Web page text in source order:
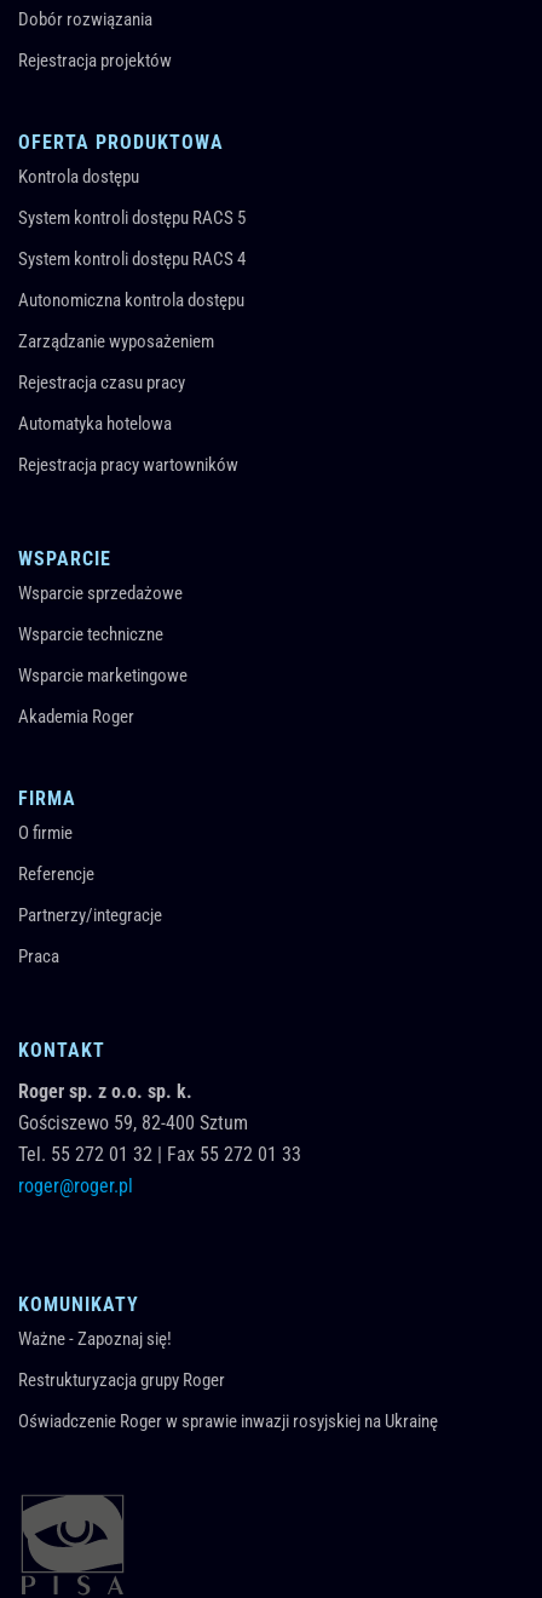
Dobór rozwiązania
Rejestracja projektów
OFERTA PRODUKTOWA
Kontrola dostępu
System kontroli dostępu RACS 5
System kontroli dostępu RACS 4
Autonomiczna kontrola dostępu
Zarządzanie wyposażeniem
Rejestracja czasu pracy
Automatyka hotelowa
Rejestracja pracy wartowników
WSPARCIE
Wsparcie sprzedażowe
Wsparcie techniczne
Wsparcie marketingowe
Akademia Roger
FIRMA
O firmie
Referencje
Partnerzy/integracje
Praca
KONTAKT
Roger sp. z o.o. sp. k.
Gościszewo 59, 82-400 Sztum
Tel. 55 272 01 32
Fax 55 272 01 33
roger@roger.pl
KOMUNIKATY
Ważne - Zapoznaj się!
Restrukturyzacja grupy Roger
Oświadczenie Roger w sprawie inwazji rosyjskiej na Ukrainę